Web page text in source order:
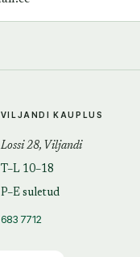
VILJANDI KAUPLUS
Lossi 28, Viljandi
T–L 10–18
P–E suletud
683 7712